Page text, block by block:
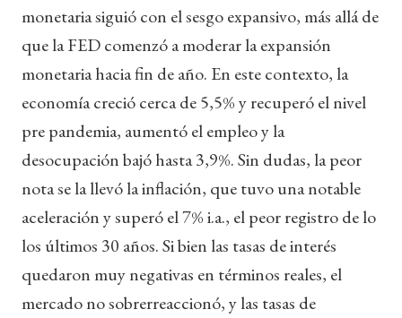
monetaria siguió con el sesgo expansivo, más allá de
que la FED comenzó a moderar la expansión
monetaria hacia fin de año. En este contexto, la
economía creció cerca de 5,5% y recuperó el nivel
pre pandemia, aumentó el empleo y la
desocupación bajó hasta 3,9%. Sin dudas, la peor
nota se la llevó la inflación, que tuvo una notable
aceleración y superó el 7% i.a., el peor registro de lo
los últimos 30 años. Si bien las tasas de interés
quedaron muy negativas en términos reales, el
mercado no sobrerreaccionó, y las tasas de